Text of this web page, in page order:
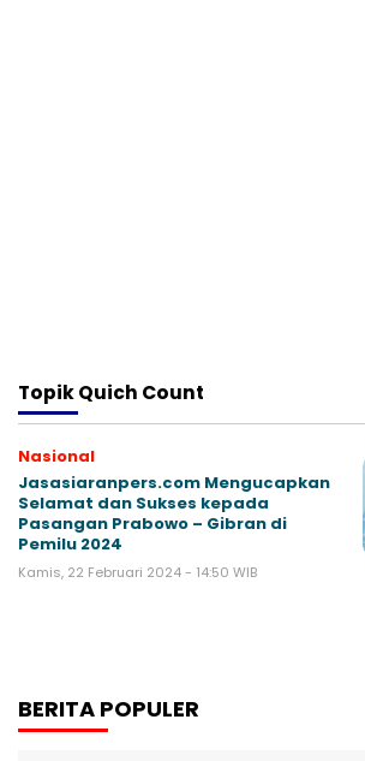
TopikQuich Count
Nasional
Jasasiaranpers.com Mengucapkan
Selamat dan Sukses kepada
Pasangan Prabowo – Gibran di
Pemilu 2024
Kamis, 22 Februari 2024 - 14:50 WIB
BERITA POPULER